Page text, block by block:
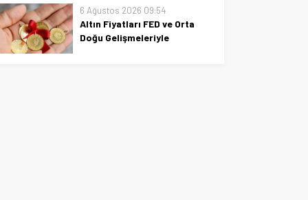
yayımlandı. Önemli mevzuat
değişiklikleri, güncel kararlar ve
uygulama alanlarına ilişkin özet
6 Ağustos 2026 09:54
Altın Fiyatları FED ve Orta
Doğu Gelişmeleriyle